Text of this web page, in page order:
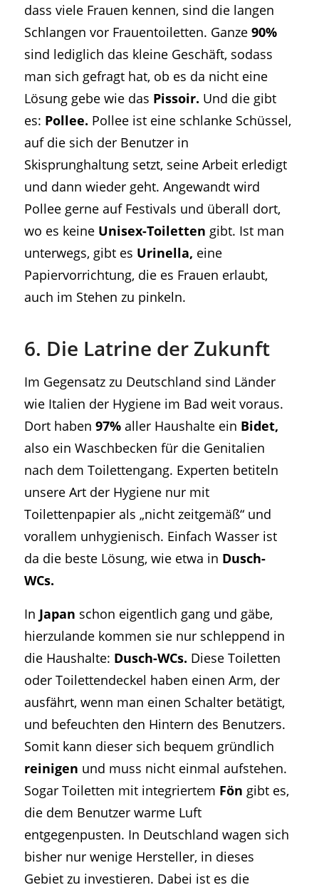
dass viele Frauen kennen, sind die langen
Schlangen vor Frauentoiletten. Ganze 90%
sind lediglich das kleine Geschäft, sodass
man sich gefragt hat, ob es da nicht eine
Lösung gebe wie das Pissoir. Und die gibt
es: Pollee. Pollee ist eine schlanke Schüssel,
auf die sich der Benutzer in
Skisprunghaltung setzt, seine Arbeit erledigt
und dann wieder geht. Angewandt wird
Pollee gerne auf Festivals und überall dort,
wo es keine Unisex-Toiletten gibt. Ist man
unterwegs, gibt es Urinella, eine
Papiervorrichtung, die es Frauen erlaubt,
auch im Stehen zu pinkeln.
6. Die Latrine der Zukunft
Im Gegensatz zu Deutschland sind Länder
wie Italien der Hygiene im Bad weit voraus.
Dort haben 97%aller Haushalte ein Bidet,
also ein Waschbecken für die Genitalien
nach dem Toilettengang. Experten betiteln
unsere Art der Hygiene nur mit
Toilettenpapier als „nicht zeitgemäß“ und
vorallem unhygienisch. Einfach Wasser ist
da die beste Lösung, wie etwa in Dusch-
WCs.
In Japan schon eigentlich gang und gäbe,
hierzulande kommen sie nur schleppend in
die Haushalte: Dusch-WCs. Diese Toiletten
oder Toilettendeckel haben einen Arm, der
ausfährt, wenn man einen Schalter betätigt,
und befeuchten den Hintern des Benutzers.
Somit kann dieser sich bequem gründlich
reinigen und muss nicht einmal aufstehen.
Sogar Toiletten mit integriertem Fön gibt es,
die dem Benutzer warme Luft
entgegenpusten. In Deutschland wagen sich
bisher nur wenige Hersteller, in dieses
Gebiet zu investieren. Dabei ist es die